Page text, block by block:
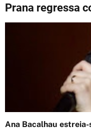
v
o
Prana regressa
Ana Bacalhau estreia-